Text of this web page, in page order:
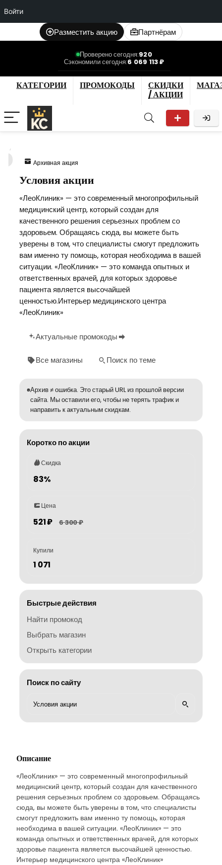
Войти
Разместить акцию Партнёрам
Проверено сегодня:920
Сэкономили сегодня:6 069 113 ₽
КАТЕГОРИИ ПРОМОКОДЫ
СКИДКИ
/ АКЦИИ
Архивная акция
Условия акции
«ЛеоКлиник» — это современный многопрофильный
медицинский центр, который создан для
качественного решения серьезных проблем со
здоровьем. Обращаясь сюда, вы можете быть
уверены в том, что специалисты смогут предложить
вам именно ту помощь, которая необходима в вашей
ситуации. «ЛеоКлиник» — это команда опытных и
ответственных врачей, для которых здоровье
пациента является высочайшей
ценностью.Интерьер медицинского центра
«ЛеоКлиник»
Актуальные промокоды
Все магазины Поиск по теме
Архив ≠ ошибка. Это старый URL из прошлой версии
сайта. Мы оставили его, чтобы не терять трафик и
направить к актуальным скидкам.
Коротко по акции
Скидка
83%
Цена
521 ₽ 6 300 ₽
Купили
1 071
Быстрые действия
Найти промокод
Выбрать магазин
Открыть категории
Поиск по сайту
Описание
«ЛеоКлиник» — это современный многопрофильный
медицинский центр, который создан для качественного
решения серьезных проблем со здоровьем. Обращаясь
сюда, вы можете быть уверены в том, что специалисты
смогут предложить вам именно ту помощь, которая
необходима в вашей ситуации. «ЛеоКлиник» — это
команда опытных и ответственных врачей, для которых
здоровье пациента является высочайшей ценностью.
Интерьер медицинского центра «ЛеоКлиник»